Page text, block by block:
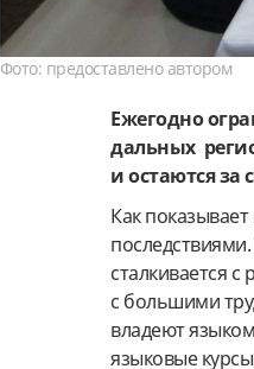
Фото: предоставлено автором
Ежегодно
дальных
и остаются
Как
сталкивается
с большими
владеют
языковые